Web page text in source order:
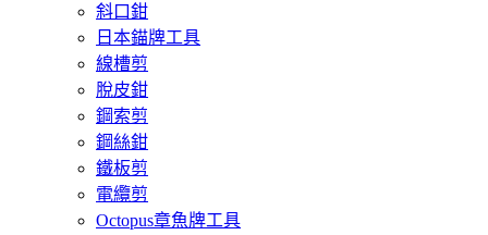
斜口鉗
日本錨牌工具
線槽剪
脫皮鉗
鋼索剪
鋼絲鉗
鐵板剪
電纜剪
Octopus章魚牌工具